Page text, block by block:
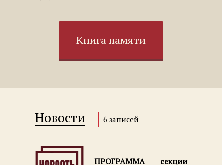
Книга памяти
Новости 6 записей
ПРОГРАММА секции